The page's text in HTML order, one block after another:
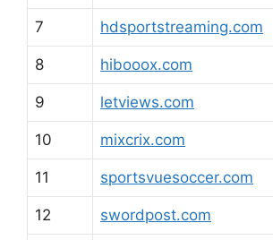
7 hdsportstreaming.com
8 hibooox.com
9 letviews.com
10 mixcrix.com
11 sportsvuesoccer.com
12 swordpost.com